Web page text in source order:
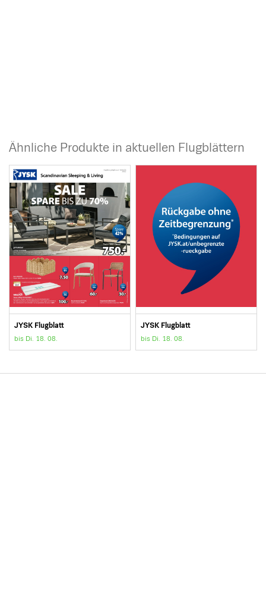
Ähnliche Produkte in aktuellen Flugblättern
JYSK Flugblatt
bis Di. 18. 08.
JYSK Flugblatt
bis Di. 18. 08.